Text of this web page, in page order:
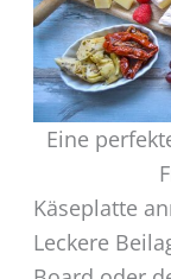
Eine
Käseplatte
Leckere